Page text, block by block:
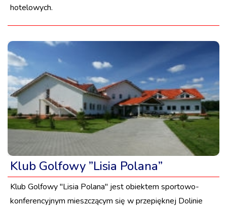
hotelowych.
Klub Golfowy ”Lisia Polana”
Klub Golfowy ''Lisia Polana'' jest obiektem sportowo-
konferencyjnym mieszczącym się w przepięknej Dolinie